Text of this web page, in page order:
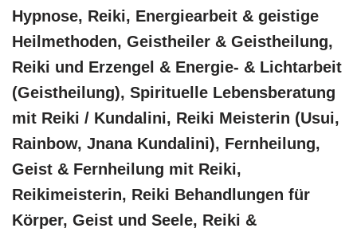
Hypnose, Reiki, Energiearbeit & geistige
Heilmethoden, Geistheiler & Geistheilung,
Reiki und Erzengel & Energie- & Lichtarbeit
(Geistheilung), Spirituelle Lebensberatung
mit Reiki / Kundalini, Reiki Meisterin (Usui,
Rainbow, Jnana Kundalini), Fernheilung,
Geist & Fernheilung mit Reiki,
Reikimeisterin, Reiki Behandlungen für
Körper, Geist und Seele, Reiki &